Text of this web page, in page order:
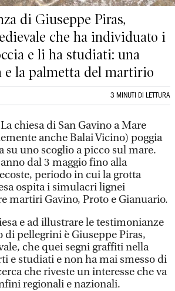
di Giuseppe Piras,
che ha individuato i
e li ha studiati: una
e la palmetta del martirio
3 MINUTI DI LETTURA
chiesa di San Gavino a Mare
anche Balai Vicino) poggia
su uno scoglio a picco sul mare.
dal 3 maggio fino alla
periodo in cui la grotta
ospita i simulacri lignei
martiri Gavino, Proto e Gianuario.
e ad illustrare le testimonianze
di pellegrini è Giuseppe Piras,
che quei segni graffiti nella
e studiati e non ha mai smesso di
che riveste un interesse che va
regionali e nazionali.